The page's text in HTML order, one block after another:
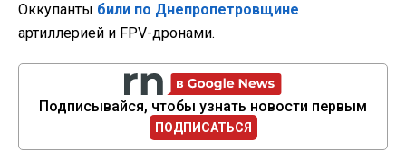
Оккупанты били по Днепропетровщине
артиллерией и FPV-дронами.
Подписывайся, чтобы узнать новости первым
ПОДПИСАТЬСЯ